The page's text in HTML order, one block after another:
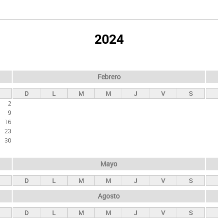
2024
2
9
16
23
30
Febrero
D L M M J V S
Mayo
D L M M J V S
Agosto
D L M M J V S